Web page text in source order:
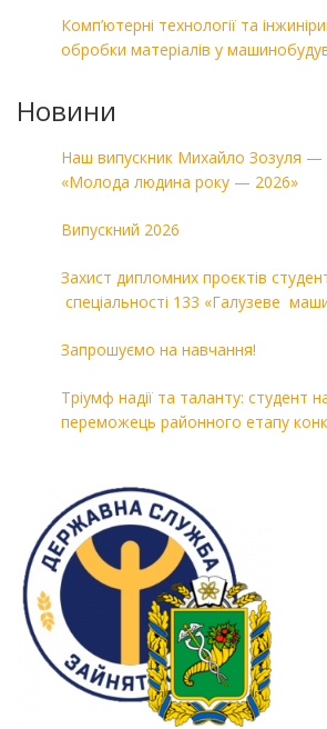
Комп’ютерні технології та
обробки матеріалів у
Новини
Наш випускник Михайло Зозуля —
«Молода людина року — 2026»
Випускний 2026
Захист дипломних проєктів
спеціальності 133 «Галузеве
Запрошуємо на навчання!
Тріумф надії та таланту:
переможець районного етапу